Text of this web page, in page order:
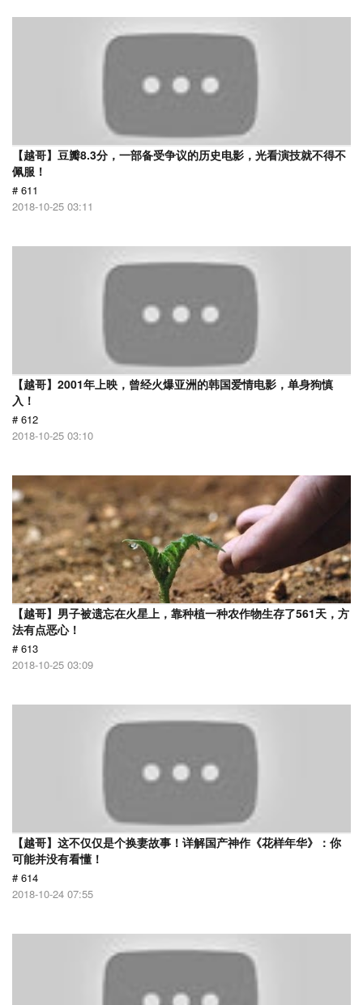
【越哥】豆瓣8.3分，一部备受争议的历史电影，光看演技就不得不
佩服！
# 611
2018-10-25 03:11
【越哥】2001年上映，曾经火爆亚洲的韩国爱情电影，单身狗慎
入！
# 612
2018-10-25 03:10
【越哥】男子被遗忘在火星上，靠种植一种农作物生存了561天，方
法有点恶心！
# 613
2018-10-25 03:09
【越哥】这不仅仅是个换妻故事！详解国产神作《花样年华》：你
可能并没有看懂！
# 614
2018-10-24 07:55